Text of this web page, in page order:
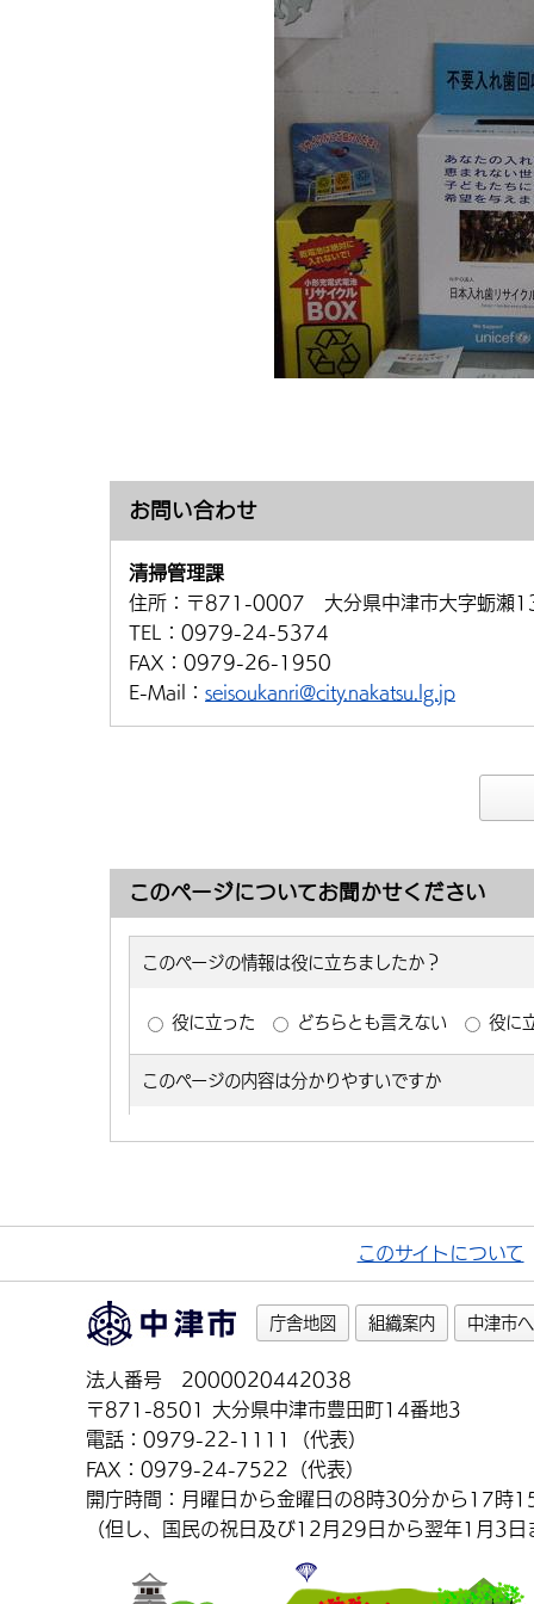
お問い合わせ
清掃管理課
住所： 〒871-0007 大分県中津市大字蛎瀬
TEL： 0979-24-5374
FAX： 0979-26-1950
E-Mail： seisoukanri@city.nakatsu.lg.jp
このページについてお聞かせください
このサイトについて
庁舎地図 組織案内 中津市
法人番号 2000020442038
〒871-8501 大分県中津市豊田町14番地3
電話：0979-22-1111（代表）
FAX：0979-24-7522（代表）
開庁時間：月曜日から金曜日の8時30分から17時
（但し、国民の祝日及び12月29日から翌年1月3日